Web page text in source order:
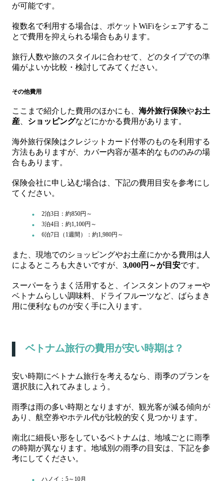
が可能です。
複数名で利用する場合は、ポケットWiFiをシェアするこ
とで費用を抑えられる場合もあります。
旅行人数や旅のスタイルに合わせて、どのタイプでの準
備がよいか比較・検討してみてください。
その他費用
ここまで紹介した費用のほかにも、 海外旅行保険やお土
産
ショッピングなどにかかる費用があります。
海外旅行保険はクレジットカード付帯のものを利用する
方法もありますが、カバー内容が基本的なもののみの場
合もあります。
保険会社に申し込む場合は、下記の費用目安を参考にし
てください。
2泊3日：約850円～
3泊4日：約1,100円～
6泊7日（1週間）：約1,980円～
また、現地でのショッピングやお土産にかかる費用は人
によるところも大きいですが、 3,000円～が目安です。
スーパーをうまく活用すると、インスタントのフォーや
ベトナムらしい調味料、ドライフルーツなど、ばらまき
用に便利なものが安く手に入ります。
ベトナム旅行の費用が安い時期は？
安い時期にベトナム旅行を考えるなら、雨季のプランを
選択肢に入れてみましょう。
雨季は雨の多い時期となりますが、観光客が減る傾向が
あり、航空券やホテル代が比較的安く見つかります。
南北に細長い形をしているベトナムは、地域ごとに雨季
の時期が異なります。地域別の雨季の目安は、下記を参
考にしてください。
ハノイ：5～10月